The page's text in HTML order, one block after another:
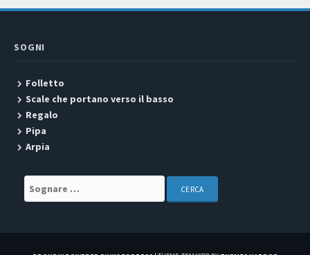
SOGNI
Folletto
Scale che portano verso il basso
Regalo
Pipa
Arpia
Search for: